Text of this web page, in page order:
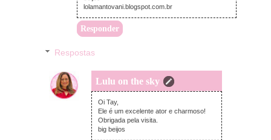
lolamantovani.blogspot.com.br
Responder
Respostas
Lulu on the sky
domingo, julho 24, 2016
Oi Tay,
Ele é um excelente ator e charmoso!
Obrigada pela visita.
big beijos